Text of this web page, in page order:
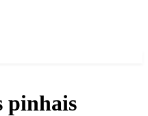
pinhais